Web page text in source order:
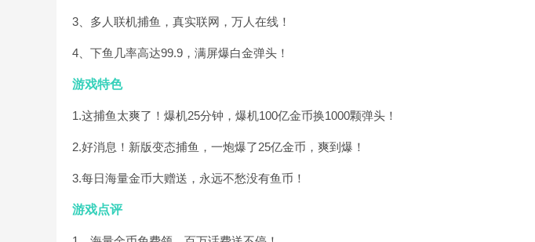
3、多人联机捕鱼，真实联网，万人在线！
4、下鱼几率高达99.9，满屏爆白金弹头！
游戏特色
1.这捕鱼太爽了！爆机25分钟，爆机100亿金币换1000颗弹头！
2.好消息！新版变态捕鱼，一炮爆了25亿金币，爽到爆！
3.每日海量金币大赠送，永远不愁没有鱼币！
游戏点评